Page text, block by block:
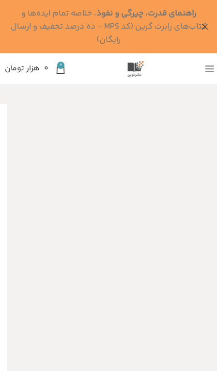
0 ۰ هزار تومان
راهنمای قدرت، چیرگی و نفوذ، خلاصه تمام ایده‌ها و
کتاب‌های رابرت گرین (کد MPS - ده درصد تخفیف و ارسال
رایگان)